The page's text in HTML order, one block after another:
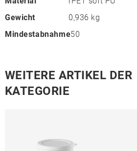
Gewicht
0,936 kg
Mindestabnahme50
WEITERE ARTIKEL DER
KATEGORIE